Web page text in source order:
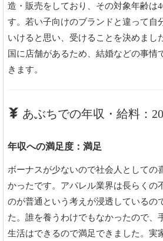
造・販売をしており、その対象年齢は
す。若い子向けのブランドと違って自
いけると思い、受けることを決めまし
国に店舗があるため、結婚などの事情
きます。
あぶちでの年収・給料：
年収への満足度：満足
ボーナスが少ないので社会人としての
かったです。アパレル業界は長らくの
のが普通という考えが浸透しているの
た。誰を養うわけでもなかったので、
生活はできるので満足できました。実